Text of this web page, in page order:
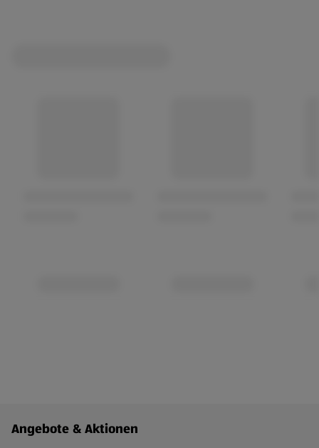
Fußzeilenmenü - weitere Links
Angebote & Aktionen